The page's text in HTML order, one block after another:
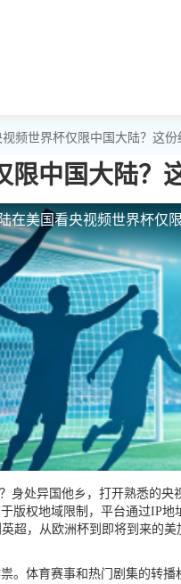
频世界杯仅限中国大陆？这
限中国大陆？
在美国看央视频世界杯仅
身处异国他乡，打开熟悉的
版权地域限制，平台通过IP
超，从欧洲杯到即将到来的
。体育赛事和热门剧集的转